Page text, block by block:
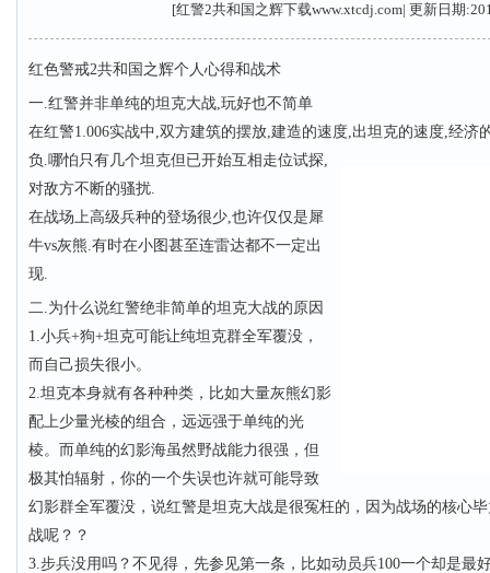
[红警2共和国之辉下载www.xtcdj.com| 更新日期
红色警戒2共和国之辉个人心得和战术
一.红警并非单纯的坦克大战,玩好也不简单
在红警1.006实战中,双方建筑的摆放,建造的速度,出坦克的速度,经济
负.哪怕只有几个坦克但已开始互相走位试探,
对敌方不断的骚扰.
在战场上高级兵种的登场很少,也许仅仅是犀
牛vs灰熊.有时在小图甚至连雷达都不一定出
现.
二.为什么说红警绝非简单的坦克大战的原因
1.小兵+狗+坦克可能让纯坦克群全军覆没，
而自己损失很小。
2.坦克本身就有各种种类，比如大量灰熊幻影
配上少量光棱的组合，远远强于单纯的光
棱。而单纯的幻影海虽然野战能力很强，但
极其怕辐射，你的一个失误也许就可能导致
幻影群全军覆没，说红警是坦克大战是很冤枉的，因为战场的核心
战呢？？
3.步兵没用吗？不见得，先参见第一条，比如动员兵100一个却是最